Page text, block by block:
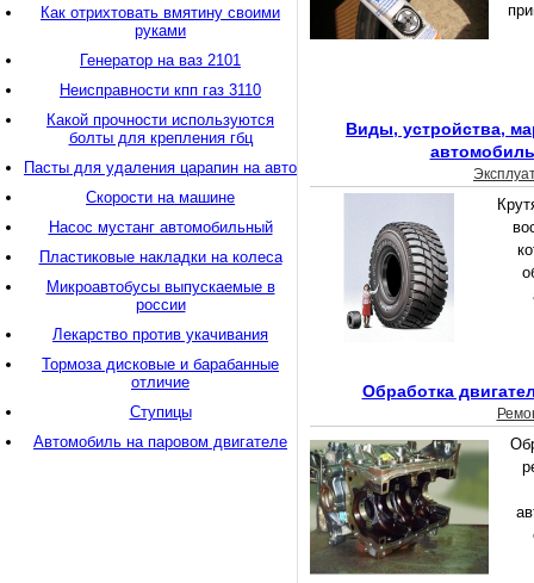
Виды, устройства,
Обработка
Как отрихтовать вмятину своими
руками
Генератор на ваз 2101
Неисправности кпп газ 3110
Какой прочности используются
болты для крепления гбц
Пасты для удаления царапин на авто
Скорости на машине
Насос мустанг автомобильный
Пластиковые накладки на колеса
Микроавтобусы выпускаемые в
россии
Лекарство против укачивания
Тормоза дисковые и барабанные
отличие
Ступицы
Автомобиль на паровом двигателе